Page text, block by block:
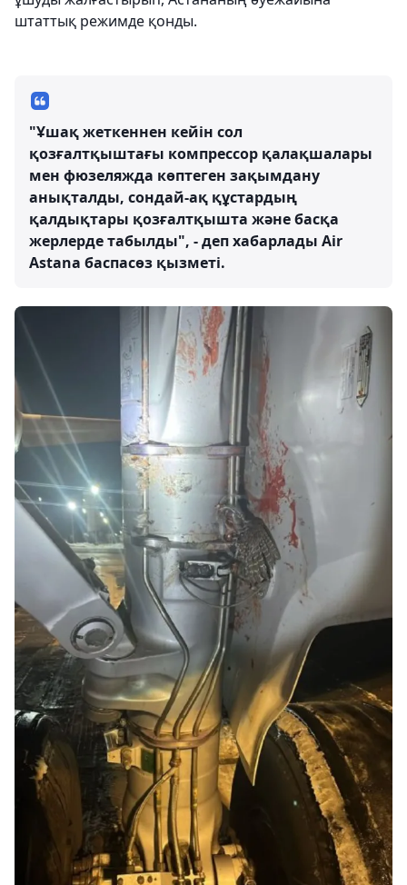
штаттық режимде қонды.
"Ұшақ жеткеннен кейін сол
қозғалтқыштағы компрессор қалақшалары
мен фюзеляжда көптеген зақымдану
анықталды, сондай-ақ құстардың
қалдықтары қозғалтқышта және басқа
жерлерде табылды", - деп хабарлады Air
Astana баспасөз қызметі.